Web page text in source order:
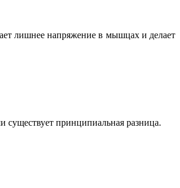
лишнее напряжение в мышцах и делает
принципиальная разница.